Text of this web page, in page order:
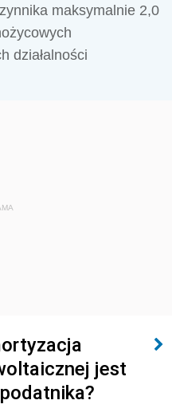
maksymalnie 2,0
działalności
jest